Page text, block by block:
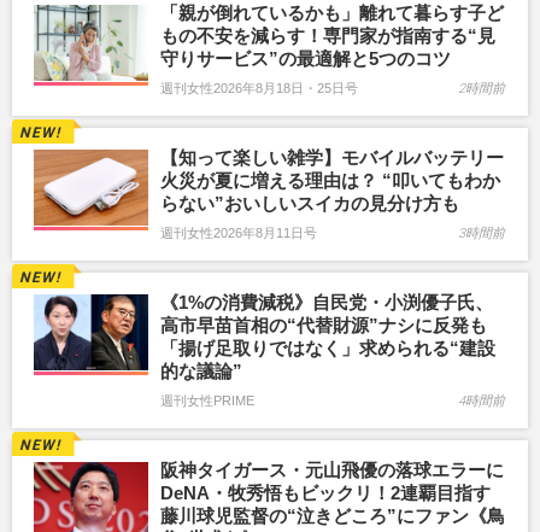
「親が倒れているかも」離れて暮らす子ど
もの不安を減らす！専門家が指南する“見
守りサービス”の最適解と5つのコツ
週刊女性2026年8月18日・25日号 2時間前
【知って楽しい雑学】モバイルバッテリー
火災が夏に増える理由は？ “叩いてもわか
らない”おいしいスイカの見分け方も
週刊女性2026年8月11日号 3時間前
《1%の消費減税》自民党・小渕優子氏、
高市早苗首相の“代替財源”ナシに反発も
「揚げ足取りではなく」求められる“建設
的な議論”
週刊女性PRIME 4時間前
阪神タイガース・元山飛優の落球エラーに
DeNA・牧秀悟もビックリ！2連覇目指す
藤川球児監督の“泣きどころ”にファン《鳥